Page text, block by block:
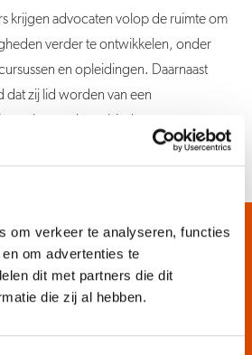
om verkeer te analyseren, functies
om advertenties te
dit met partners die dit
die zij al hebben.
krijgen advocaten volop de ruimte om
verder te ontwikkelen, onder
en opleidingen. Daarnaast
zij lid worden van een
werken bij De
Partners